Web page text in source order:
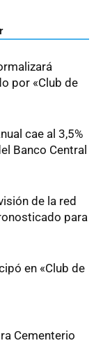
por «Club de
cae al 3,5%
Banco Central
de la red
para
en «Club de
Cementerio